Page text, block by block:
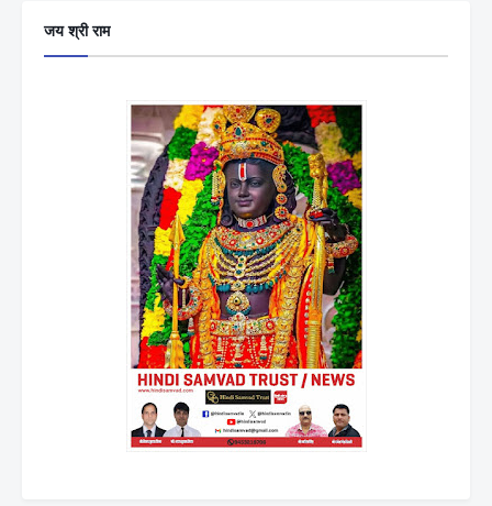
जय श्री राम